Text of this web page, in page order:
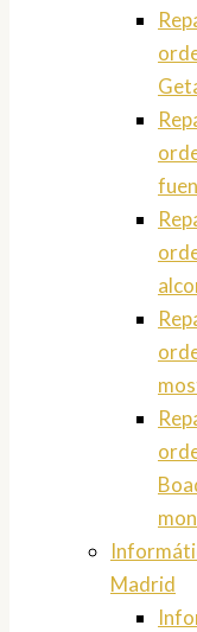
Madrid